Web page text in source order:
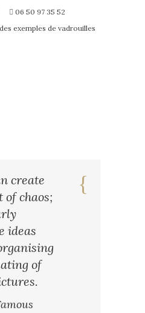
06 50 97 35 52
exemples de vadrouilles
create
chaos;
ideas
of